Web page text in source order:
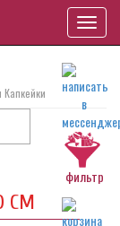
фильтр
Капкейки
СМ